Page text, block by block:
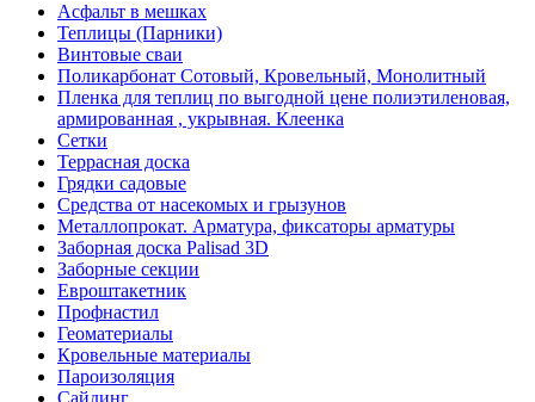
Асфальт в мешках
Теплицы (Парники)
Винтовые сваи
Поликарбонат Сотовый, Кровельный, Монолитный
Пленка для теплиц по выгодной цене полиэтиленовая,
армированная , укрывная. Клеенка
Сетки
Террасная доска
Грядки садовые
Средства от насекомых и грызунов
Металлопрокат. Арматура, фиксаторы арматуры
Заборная доска Palisad 3D
Заборные секции
Евроштакетник
Профнастил
Геоматериалы
Кровельные материалы
Пароизоляция
Сайдинг